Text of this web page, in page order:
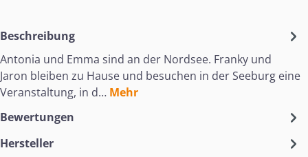
Beschreibung
Antonia und Emma sind an der Nordsee. Franky und
Jaron bleiben zu Hause und besuchen in der Seeburg eine
Veranstaltung, in d… Mehr
Bewertungen
Hersteller